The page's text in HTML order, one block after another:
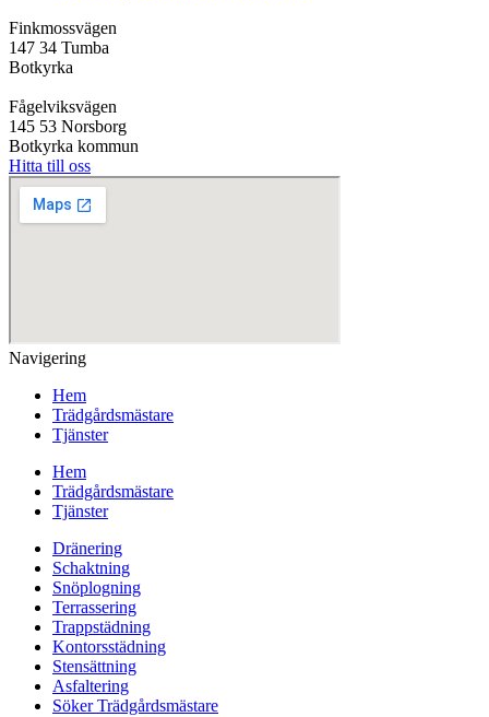
Finkmossvägen
147 34 Tumba
Botkyrka
Fågelviksvägen
145 53 Norsborg
Botkyrka kommun
Hitta till oss
Navigering
Hem
Trädgårdsmästare
Tjänster
Hem
Trädgårdsmästare
Tjänster
Dränering
Schaktning
Snöplogning
Terrassering
Trappstädning
Kontorsstädning
Stensättning
Asfaltering
Söker Trädgårdsmästare